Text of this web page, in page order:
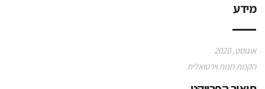
מידע
אוגוסט, 2020
הקמת חנות וירטואלית